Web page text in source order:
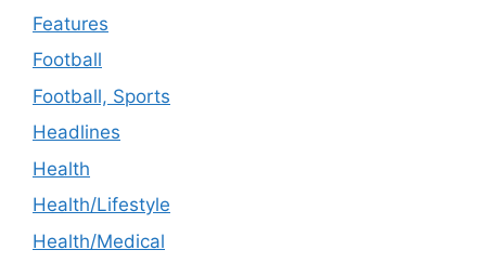
Features
Football
Football, Sports
Headlines
Health
Health/Lifestyle
Health/Medical